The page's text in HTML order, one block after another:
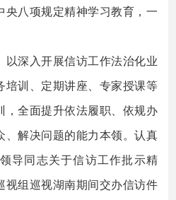
央八项规定精神学习教育，一
深入开展信访工作法治化业
培训、定期讲座、专家授课等
，全面提升依法履职、依规办
、解决问题的能力本领。认真
导同志关于信访工作批示精
视组巡视湖南期间交办信访件